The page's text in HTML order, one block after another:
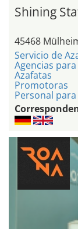
Shining
45468
Servicio de
Agencias
Azafatas
Promotoras
Personal